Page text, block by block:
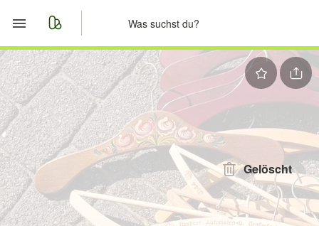
Start
Merkliste
Nachrichten
Anzeige aufgeben
Gelöscht